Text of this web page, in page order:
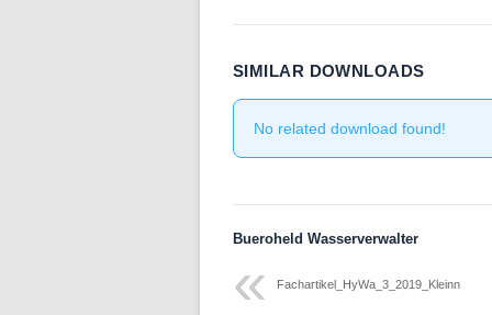
Folge 8 – Oeschger-Zentrum für
SIMILAR DOWNLOADS
No related download found!
Bueroheld Wasserverwalter
Fachartikel_HyWa_3_2019_Kleinn